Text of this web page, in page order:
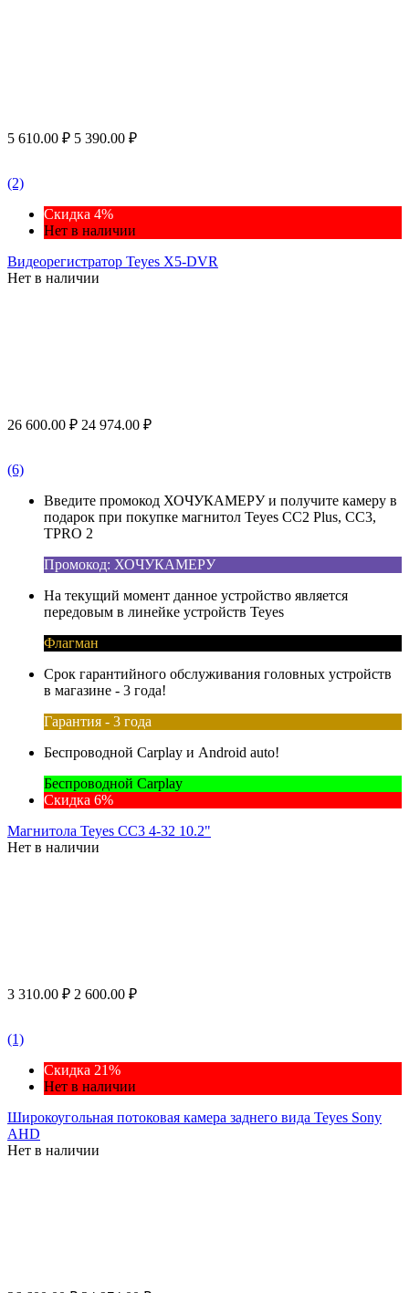
5 610.00 ₽ 5 390.00 ₽
(2)
Скидка 4%
Нет в наличии
Видеорегистратор Teyes X5-DVR
Нет в наличии
26 600.00 ₽ 24 974.00 ₽
(6)
Введите промокод ХОЧУКАМЕРУ и получите камеру в
подарок при покупке магнитол Teyes CC2 Plus, CC3,
TPRO 2
Промокод: ХОЧУКАМЕРУ
На текущий момент данное устройство является
передовым в линейке устройств Teyes
Флагман
Срок гарантийного обслуживания головных устройств
в магазине - 3 года!
Гарантия - 3 года
Беспроводной Carplay и Android auto!
Беспроводной Carplay
Скидка 6%
Магнитола Teyes CC3 4-32 10.2"
Нет в наличии
3 310.00 ₽ 2 600.00 ₽
(1)
Скидка 21%
Нет в наличии
Широкоугольная потоковая камера заднего вида Teyes Sony
AHD
Нет в наличии